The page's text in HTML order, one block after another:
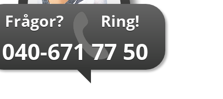
O
Frågor? Ring!
040-671 77 50